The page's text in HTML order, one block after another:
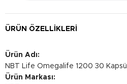
ÜRÜN ÖZELLIKLERI
Ürün Adı:
NBT Life Omegalife 1200 30 Kapsül
Ürün Markası: